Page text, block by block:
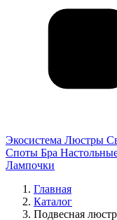
Экосистема Люстры
Споты Бра
Лампочки
Главная
Каталог
Подвесная